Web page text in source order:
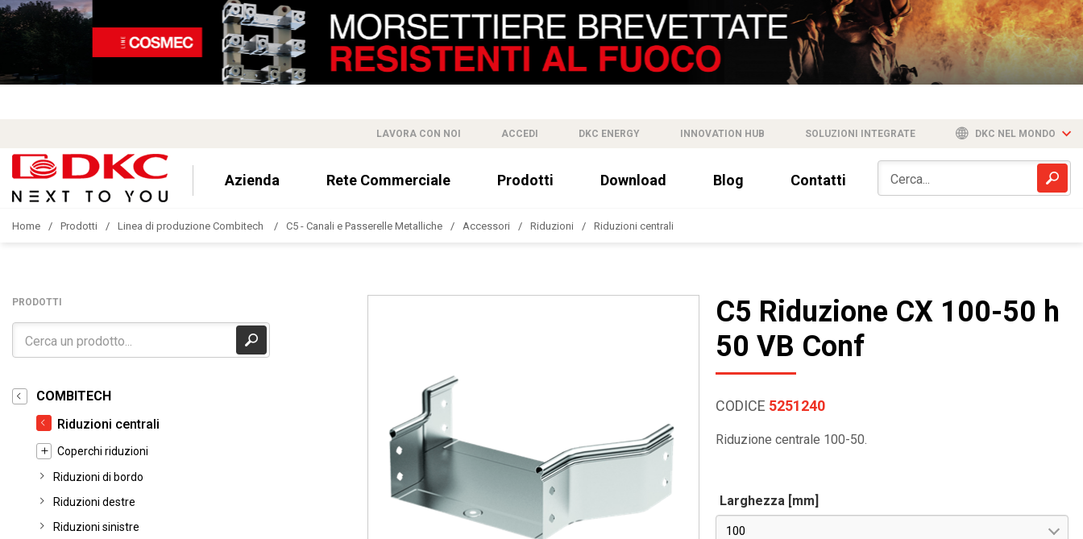
LAVORA CON NOI ACCEDI DKC ENERGY INNOVATION HUB SOLUZIONI INTEGRATE DKC NEL MONDO
Azienda Rete Commerciale Prodotti Download Blog Contatti
Home Prodotti Linea di produzione Combitech C5 - Canali e Passerelle Metalliche Accessori Riduzioni Riduzioni centrali
PRODOTTI
COMBITECH
Riduzioni centrali
Coperchi riduzioni
Riduzioni di bordo
Riduzioni destre
Riduzioni sinistre
C5 Riduzione CX 100-50 h
50 VB Conf
CODICE 5251240
Riduzione centrale 100-50.
Larghezza [mm]
100